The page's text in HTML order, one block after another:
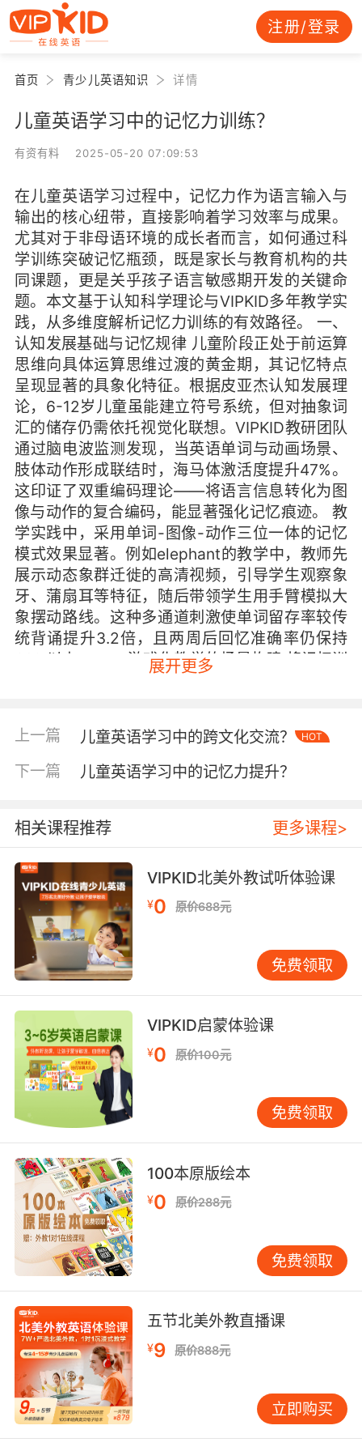
注册/登录
首页 青少儿英语知识 详情
儿童英语学习中的记忆力训练？
有资有料 2025-05-20 07:09:53
在儿童英语学习过程中，记忆力作为语言输入与
输出的核心纽带，直接影响着学习效率与成果。
尤其对于非母语环境的成长者而言，如何通过科
学训练突破记忆瓶颈，既是家长与教育机构的共
同课题，更是关乎孩子语言敏感期开发的关键命
题。本文基于认知科学理论与VIPKID多年教学实
践，从多维度解析记忆力训练的有效路径。 一、
认知发展基础与记忆规律 儿童阶段正处于前运算
思维向具体运算思维过渡的黄金期，其记忆特点
呈现显著的具象化特征。根据皮亚杰认知发展理
论，6-12岁儿童虽能建立符号系统，但对抽象词
汇的储存仍需依托视觉化联想。VIPKID教研团队
通过脑电波监测发现，当英语单词与动画场景、
肢体动作形成联结时，海马体激活度提升47%。
这印证了双重编码理论——将语言信息转化为图
像与动作的复合编码，能显著强化记忆痕迹。 教
学实践中，采用单词-图像-动作三位一体的记忆
模式效果显著。例如elephant的教学中，教师先
展示动态象群迁徙的高清视频，引导学生观察象
牙、蒲扇耳等特征，随后带领学生用手臂模拟大
象摆动路线。这种多通道刺激使单词留存率较传
统背诵提升3.2倍，且两周后回忆准确率仍保持
68%以上。 二、游戏化教学的场景构建 将记忆训
练融入游戏场景，能有效利用儿童的沉浸式学习
过AR技术将单词转化为星球能量核，孩子需完成
发音校准、拼写组合等任务才能解锁星际航道。
数据显示，参与该游戏的学习者单词记忆巩固度
较常规练习提高54%，且焦虑指数下降29个百分
魔法超市情境课中，儿童需用英语完成购物全流
程，从识别商品标签到讨价还价。这种强情境代
入促使87%的参与者能在三周内自然掌握30个高
频生活词汇，远超艾宾浩斯遗忘曲线预测的机械
记忆效果。 三、家庭场景的延续性训练 课外记忆
强化需要构建家校协同机制。VIPKID推出的家庭
记忆银行计划，通过小程序记录孩子每日学习数
据，智能生成个性化复习图谱。家长可依据系统
提示，在早餐时间播放单词闪卡音频，睡前进行
10分钟情景对话演练，形成记忆强化闭环。 空间
记忆法在家庭环境中更具操作性。研究者建议将
家具物品贴上英文标签，如refrigerator（冰
箱）、sofa（沙发）等，通过日常指认建立稳定
语义链接。实验证明，持续两个月的家庭标签计
划可使儿童家居类词汇记忆准确率达到91%，且
错误率较传统卡片记忆下降63%。 四、神经反馈
与个性化干预 现代教育技术为记忆训练提供了精
准干预可能。VIPKID引入的EEG注意力监测系
统，能实时捕捉儿童在学习过程中的脑波状态。
当β波异常活跃时，系统自动切换至韵律游戏模
块；α波主导阶段则推送冥想式词汇联想练习。这
种神经适配教学使有效学习时长平均延长40%。
针对记忆短板的个性化补偿同样关键。对于视觉
型学习者，采用思维导图单词树；听觉型学员则
强化押韵歌谣训练。某案例显示，通过三个月的
定制化训练，原本存在严重短时记忆障碍的学
员，其数字广度测试成绩从5±1提升至8±2，英
语听力词汇量增长240%。 当前儿童英语记忆训
练已突破传统重复模式，转向多模态认知开发与
精准神经干预相结合的新阶段。VIPKID的实践表
展开更多
上一篇 儿童英语学习中的跨文化交流？ HOT
下一篇 儿童英语学习中的记忆力提升？
相关课程推荐 更多课程>
VIPKID北美外教试听体验课
¥0 原价688元
免费领取
VIPKID启蒙体验课
¥0 原价100元
免费领取
100本原版绘本
¥0 原价288元
免费领取
五节北美外教直播课
¥9 原价888元
立即购买